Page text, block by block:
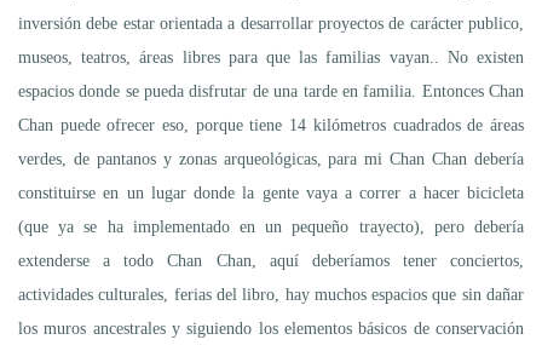
inversión debe estar orientada a desarrollar proyectos de carácter publico,
museos, teatros, áreas libres para que las familias vayan.. No existen
espacios donde se pueda disfrutar de una tarde en familia. Entonces Chan
Chan puede ofrecer eso, porque tiene 14 kilómetros cuadrados de áreas
verdes, de pantanos y zonas arqueológicas, para mi Chan Chan debería
constituirse en un lugar donde la gente vaya a correr a hacer bicicleta
(que ya se ha implementado en un pequeño trayecto), pero debería
extenderse a todo Chan Chan, aquí deberíamos tener conciertos,
actividades culturales, ferias del libro, hay muchos espacios que sin dañar
los muros ancestrales y siguiendo los elementos básicos de conservación